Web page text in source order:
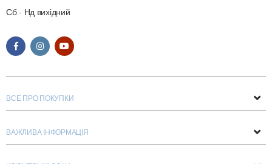
Сб - Нд вихідний
ВСЕ ПРО ПОКУПКИ
Про нас
ВАЖЛИВА ІНФОРМАЦІЯ